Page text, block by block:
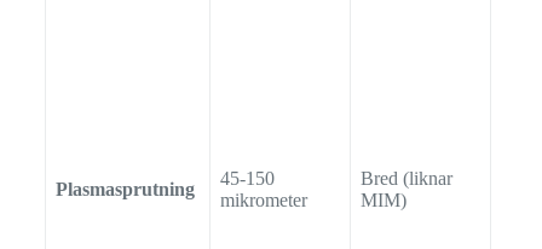
Plasmasprutning
45-150
mikrometer
Bred (liknar
MIM)